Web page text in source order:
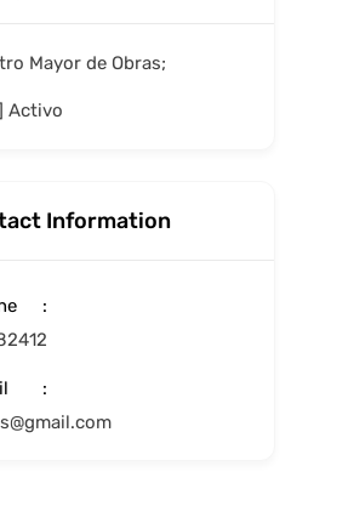
Mayor de Obras;
Activo
Information